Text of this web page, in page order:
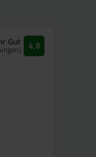
4,8
Gut